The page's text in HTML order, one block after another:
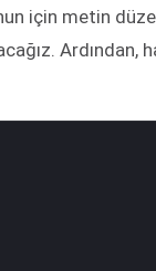
için metin
Ardından,